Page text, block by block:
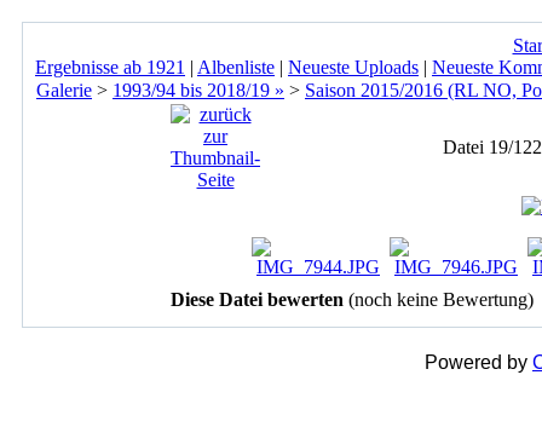
Ergebnisse ab 1921 | Albenliste | Neueste Uploads | Neueste
Galerie > 1993/94 bis 2018/19 » > Saison 2015/2016 (RL NO,
Datei 19/122
Diese Datei bewerten (noch keine Bewertung)
Powered by